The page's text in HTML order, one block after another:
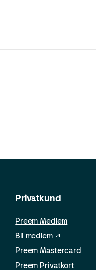
Privatkund
Preem Medlem
Bli medlem
Preem Mastercard
Preem Privatkort